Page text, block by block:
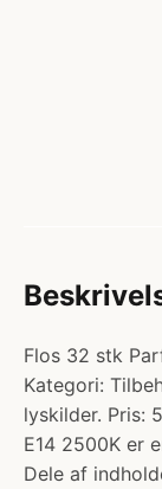
Flos 32 stk
Kategori:
lyskilder. Pris:
E14 2500K er
Dele af